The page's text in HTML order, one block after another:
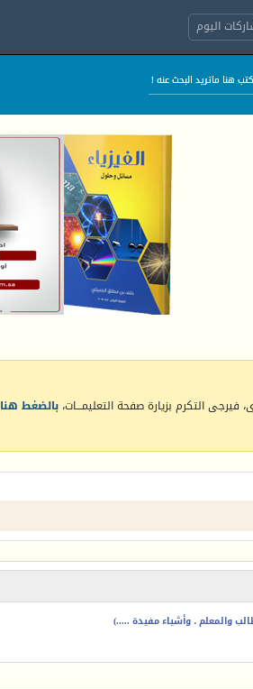
اليوم
فيرجى التكرم بزيارة صفحة التعليمـــات، بالضغط هنا
والمعلم ، وأشياء مفيدة .....)